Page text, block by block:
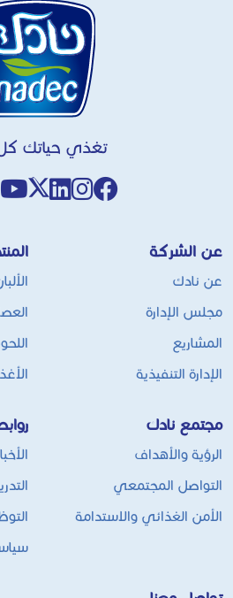
تغذي حياتك
عن الشركة
عن نادك
مجلس الإدارة
المشاريع
الإدارة التنفيذية
مجتمع نادك
الرؤية والأهداف
التواصل المجتمعي
الأمن الغذائي والاستدامة